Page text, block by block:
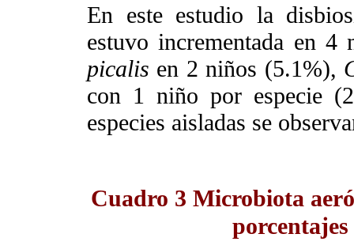
En este estudio la
estuvo incrementada en
picalis en 2 niños (5.1%),
con 1 niño por especie
especies aisladas se
Cuadro 3 Microbiota